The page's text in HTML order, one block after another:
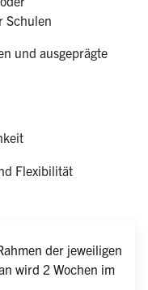
Schulen
und ausgeprägte
Flexibilität
der jeweiligen
wird 2 Wochen im